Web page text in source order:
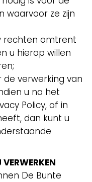
waarvoor ze zijn
rechten omtrent
u hierop willen
de verwerking van
u na het
Policy, of in
dan kunt u
De Bunte